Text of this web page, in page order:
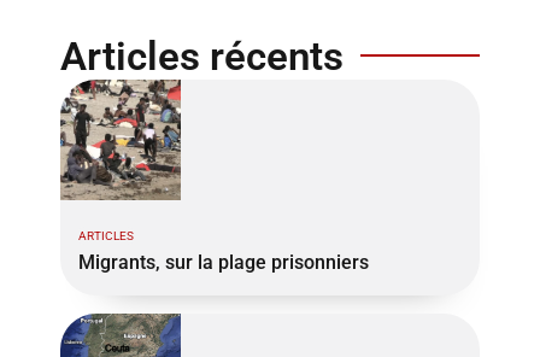
Articles récents
ARTICLES
Migrants, sur la plage prisonniers